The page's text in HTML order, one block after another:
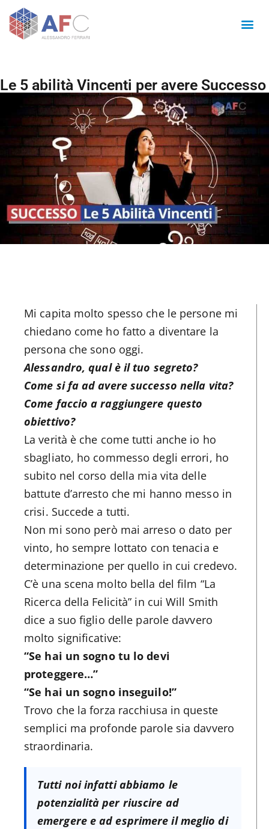
Le 5 abilità Vincenti per avere Successo
Mi capita molto spesso che le persone mi
chiedano come ho fatto a diventare la
persona che sono oggi.
Alessandro, qual è il tuo segreto?
Come si fa ad avere successo nella vita?
Come faccio a raggiungere questo
obiettivo?
La verità è che come tutti anche io ho
sbagliato, ho commesso degli errori, ho
subito nel corso della mia vita delle
battute d’arresto che mi hanno messo in
crisi. Succede a tutti.
Non mi sono però mai arreso o dato per
vinto, ho sempre lottato con tenacia e
determinazione per quello in cui credevo.
C’è una scena molto bella del film “La
Ricerca della Felicità” in cui Will Smith
dice a suo figlio delle parole davvero
molto significative:
“Se hai un sogno tu lo devi
proteggere…”
“Se hai un sogno inseguilo!”
Trovo che la forza racchiusa in queste
semplici ma profonde parole sia davvero
straordinaria.
Tutti noi infatti abbiamo le
potenzialità per riuscire ad
emergere e ad esprimere il meglio di